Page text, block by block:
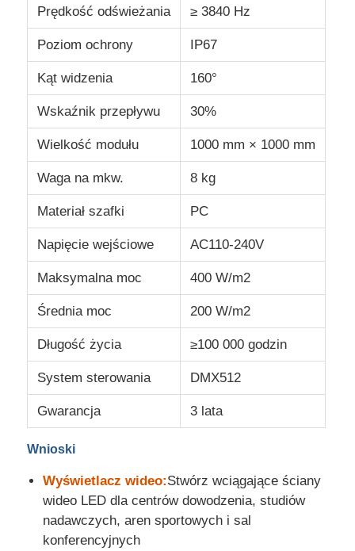
Prędkość odświeżania ≥ 3840 Hz
Poziom ochrony IP67
Kąt widzenia 160°
Wskaźnik przepływu 30%
Wielkość modułu 1000 mm × 1000 mm
Waga na mkw. 8 kg
Materiał szafki PC
Napięcie wejściowe AC110-240V
Maksymalna moc 400 W/m2
Średnia moc 200 W/m2
Długość życia ≥100 000 godzin
System sterowania DMX512
Gwarancja 3 lata
Wnioski
Wyświetlacz wideo:Stwórz wciągające ściany
wideo LED dla centrów dowodzenia, studiów
nadawczych, aren sportowych i sal
konferencyjnych